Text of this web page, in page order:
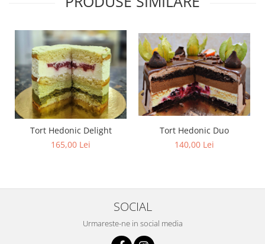
Tort Hedonic Delight
165,00 Lei
Tort Hedonic Duo
140,00 Lei
SOCIAL
Urmareste-ne in social media